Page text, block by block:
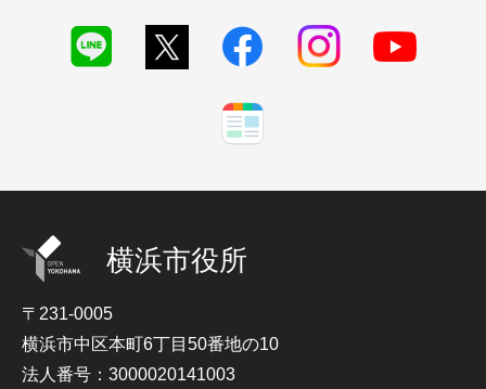
横浜市役所
〒231-0005
横浜市中区本町6丁目50番地の10
法人番号：3000020141003